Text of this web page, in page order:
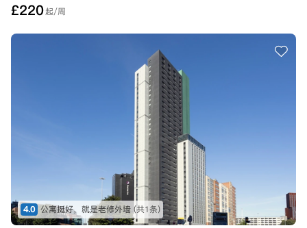
£220起/周
4.0 公寓挺好，就是老修外墙 (共1条)